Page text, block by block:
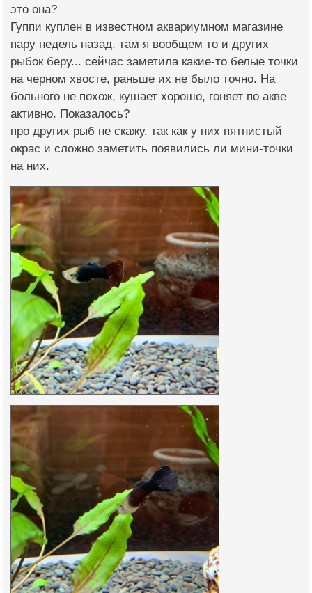
это она?
Гуппи куплен в известном аквариумном магазине
пару недель назад, там я вообщем то и других
рыбок беру... сейчас заметила какие-то белые точки
на черном хвосте, раньше их не было точно. На
больного не похож, кушает хорошо, гоняет по акве
активно. Показалось?
про других рыб не скажу, так как у них пятнистый
окрас и сложно заметить появились ли мини-точки
на них.